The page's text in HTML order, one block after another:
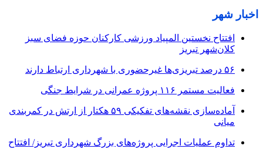
اخبار شهر
افتتاح نخستین المپیاد ورزشی کارکنان حوزه فضای سبز
کلان‌شهر تبریز
۵۶ درصد تبریزی‌ها غیرحضوری با شهرداری ارتباط دارند
فعالیت مستمر ۱۱۶ پروژه عمرانی در شرایط جنگی
آماده‌سازی نقشه‌های تفکیکی ۵۹ هکتار از ارتش در کمربندی
میانی
تداوم عملیات اجرایی پروژه‌های بزرگ شهرداری تبریز/ افتتاح